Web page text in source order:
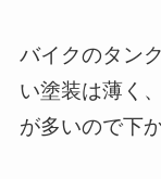
バイクのタン
い塗装は薄く
が多いので下